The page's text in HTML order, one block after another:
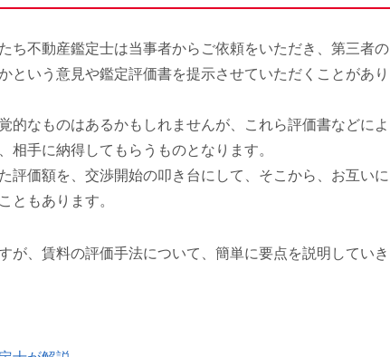
ち不動産鑑定士は当事者からご依頼をいただき、第三者の
という意見や鑑定評価書を提示させていただくことがあり
的なものはあるかもしれませんが、これら評価書などによ
相手に納得してもらうものとなります。
評価額を、交渉開始の叩き台にして、そこから、お互いに
ともあります。
が、賃料の評価手法について、簡単に要点を説明していき